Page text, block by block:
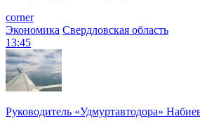
corner
Экономика Свердловская область
13:45
Руководитель «Удмуртавтодора»